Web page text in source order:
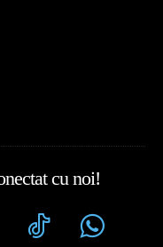
cu noi!